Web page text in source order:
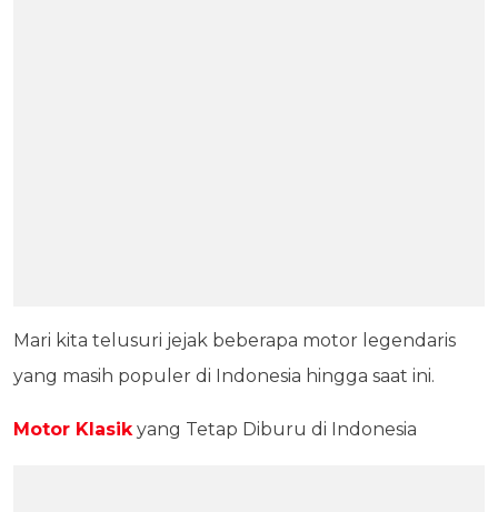
Mari kita telusuri jejak beberapa motor legendaris
yang masih populer di Indonesia hingga saat ini.
Motor Klasikyang Tetap Diburu di Indonesia